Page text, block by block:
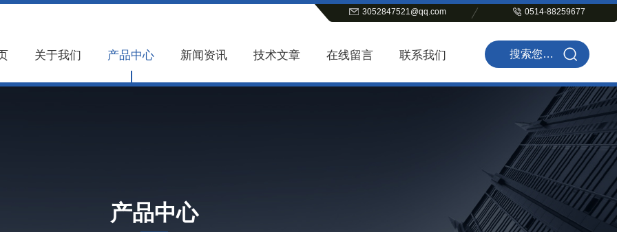
3052847521@qq.com 0514-88259677
关于我们 产品中心 新闻资讯 技术文章 在线留言 联系我们
产品中心